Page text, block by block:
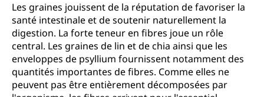
Les graines jouissent de la réputation de favoriser la
santé intestinale et de soutenir naturellement la
digestion. La forte teneur en fibres joue un rôle
central. Les graines de lin et de chia ainsi que les
enveloppes de psyllium fournissent notamment des
quantités importantes de fibres. Comme elles ne
peuvent pas être entièrement décomposées par